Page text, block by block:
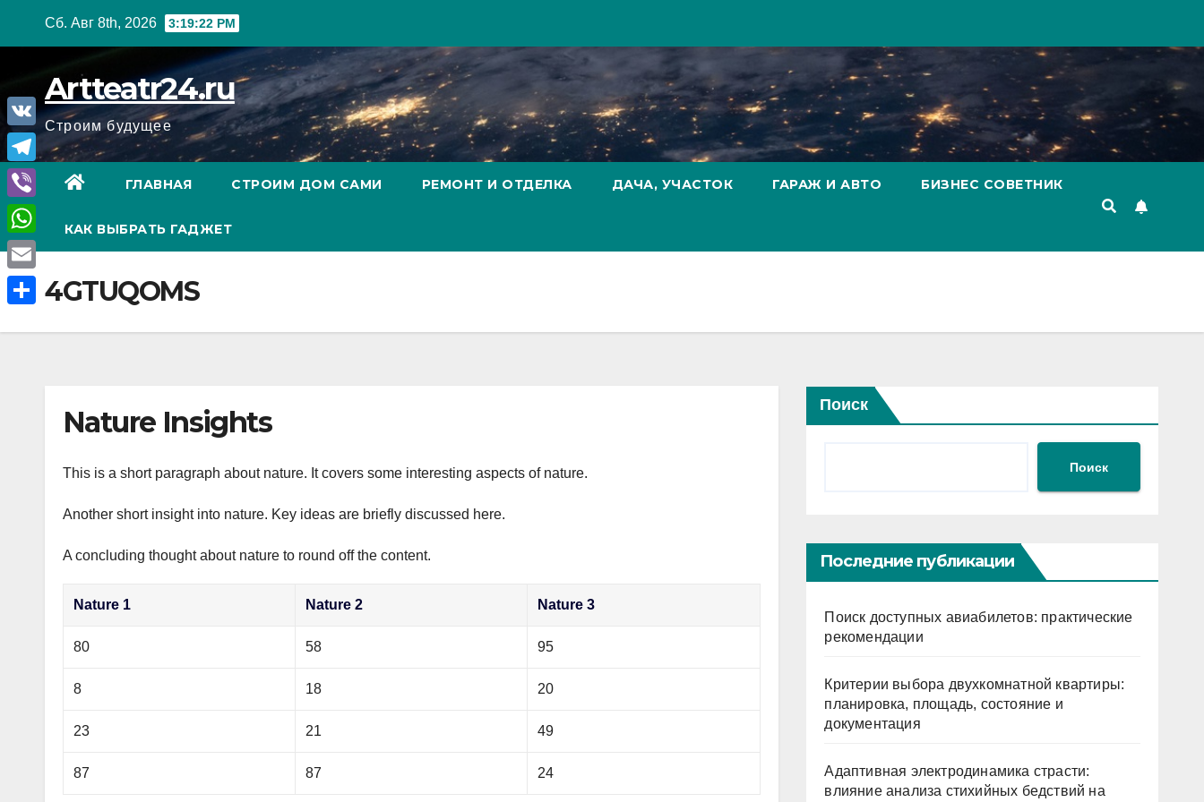
Сб. Авг 8th, 2026 3:19:23 PM
Artteatr24.ru
Строим будущее
ГЛАВНАЯ СТРОИМ ДОМ САМИ РЕМОНТ И ОТДЕЛКА ДАЧА, УЧАСТОК ГАРАЖ И АВТО БИЗНЕС СОВЕТНИК
КАК ВЫБРАТЬ ГАДЖЕТ
4GTUQOMS
Nature Insights
This is a short paragraph about nature. It covers some interesting aspects of nature.
Another short insight into nature. Key ideas are briefly discussed here.
A concluding thought about nature to round off the content.
Nature 1 Nature 2 Nature 3
80 58 95
8 18 20
23 21 49
87 87 24
Поиск
Поиск
Последние публикации
Поиск доступных авиабилетов: практические
рекомендации
Критерии выбора двухкомнатной квартиры:
планировка, площадь, состояние и
документация
Адаптивная электродинамика страсти:
влияние анализа стихийных бедствий на
V
K
T
e
l
e
g
V
i
b
e
W
h
a
t
E